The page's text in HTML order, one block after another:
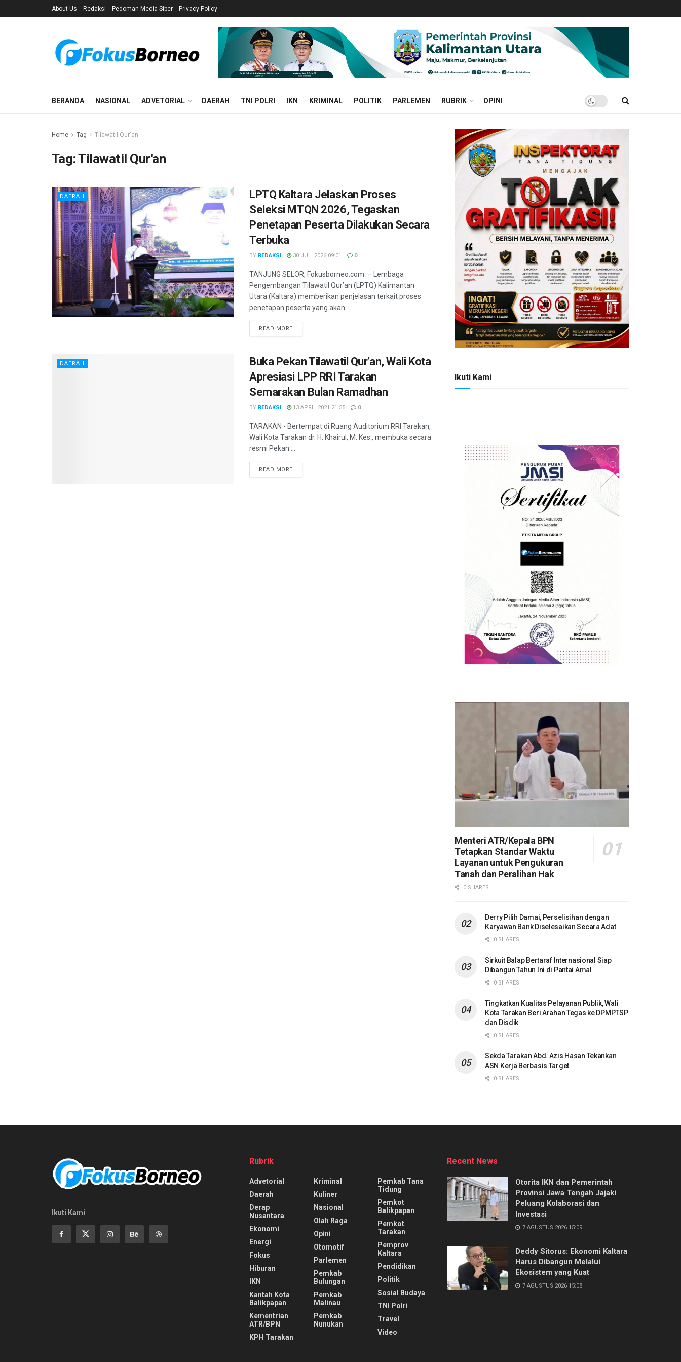
About Us Redaksi Pedoman Media Siber Privacy Policy
BERANDA NASIONAL ADVETORIAL DAERAH TNI POLRI IKN KRIMINAL POLITIK PARLEMEN RUBRIK OPINI
Home Tag Tilawatil Qur'an
Tag:Tilawatil Qur'an
DAERAH
LPTQ Kaltara Jelaskan Proses
Seleksi MTQN 2026, Tegaskan
Penetapan Peserta Dilakukan Secara
Terbuka
BY REDAKSI 30 JULI 2026 09:01 0
TANJUNG SELOR, Fokusborneo.com – Lembaga
Pengembangan Tilawatil Qur’an (LPTQ) Kalimantan
Utara (Kaltara) memberikan penjelasan terkait proses
penetapan peserta yang akan ...
READ MOREDETAILS
DAERAH
Buka Pekan Tilawatil Qur’an, Wali Kota
Apresiasi LPP RRI Tarakan
Semarakan Bulan Ramadhan
BY REDAKSI 13 APRIL 2021 21:55 0
TARAKAN - Bertempat di Ruang Auditorium RRI Tarakan,
Wali Kota Tarakan dr. H. Khairul, M. Kes., membuka secara
resmi Pekan ...
READ MOREDETAILS
Ikuti Kami
Menteri ATR/Kepala BPN
Tetapkan Standar Waktu
Layanan untuk Pengukuran
Tanah dan Peralihan Hak
0 SHARES
Derry Pilih Damai, Perselisihan dengan
Karyawan Bank Diselesaikan Secara Adat
0 SHARES
Sirkuit Balap Bertaraf Internasional Siap
Dibangun Tahun Ini di Pantai Amal
0 SHARES
Tingkatkan Kualitas Pelayanan Publik, Wali
Kota Tarakan Beri Arahan Tegas ke DPMPTSP
dan Disdik
0 SHARES
Sekda Tarakan Abd. Azis Hasan Tekankan
ASN Kerja Berbasis Target
0 SHARES
Ikuti Kami
Rubrik
Advetorial
Daerah
Derap
Nusantara
Ekonomi
Energi
Fokus
Hiburan
IKN
Kantah Kota
Balikpapan
Kementrian
ATR/BPN
KPH Tarakan
Kriminal
Kuliner
Nasional
Olah Raga
Opini
Otomotif
Parlemen
Pemkab
Bulungan
Pemkab
Malinau
Pemkab
Nunukan
Pemkab Tana
Tidung
Pemkot
Balikpapan
Pemkot
Tarakan
Pemprov
Kaltara
Pendidikan
Politik
Sosial Budaya
TNI Polri
Travel
Video
Recent News
Otorita IKN dan Pemerintah
Provinsi Jawa Tengah Jajaki
Peluang Kolaborasi dan
Investasi
7 AGUSTUS 2026 15:09
Deddy Sitorus: Ekonomi Kaltara
Harus Dibangun Melalui
Ekosistem yang Kuat
7 AGUSTUS 2026 15:08